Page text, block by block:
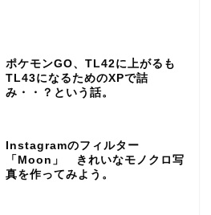
ポケモンGO、TL42に上がるも
TL43になるためのXPで詰
み・・？という話。
Instagramのフィルター
「Moon」 きれいなモノクロ写
真を作ってみよう。